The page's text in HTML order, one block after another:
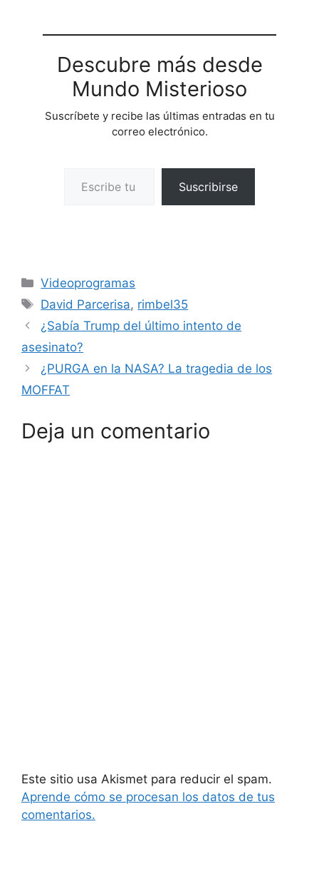
Descubre más desde
Mundo Misterioso
Suscríbete y recibe las últimas entradas en tu
correo electrónico.
Suscribirse
Categorías
Videoprogramas
Etiquetas
David Parcerisa, rimbel35
¿Sabía Trump del último intento de
asesinato?
¿PURGA en la NASA? La tragedia de los
MOFFAT
Deja un comentario
Este sitio usa Akismet para reducir el spam.
Aprende cómo se procesan los datos de tus
comentarios.